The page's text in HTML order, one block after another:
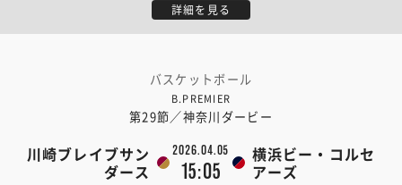
詳細を見る
バスケットボール
B.PREMIER
第29節／神奈川ダービー
川崎ブレイブサン
ダース
2026.04.05
15:05
横浜ビー・コルセ
アーズ